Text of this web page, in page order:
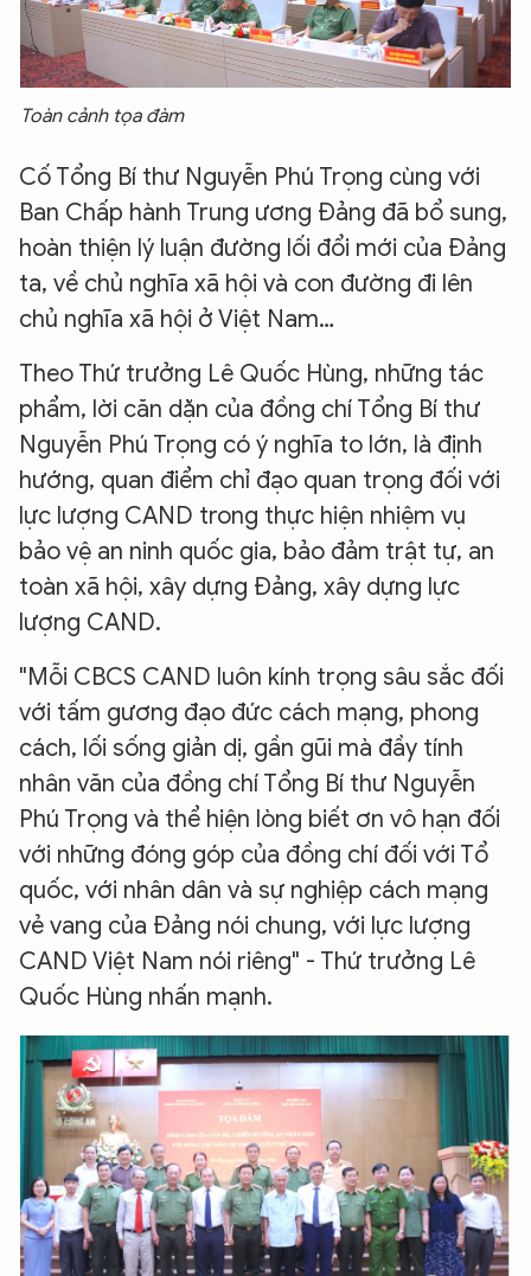
Toàn cảnh tọa đàm
Cố Tổng Bí thư Nguyễn Phú Trọng cùng với
Ban Chấp hành Trung ương Đảng đã bổ sung,
hoàn thiện lý luận đường lối đổi mới của Đảng
ta, về chủ nghĩa xã hội và con đường đi lên
chủ nghĩa xã hội ở Việt Nam…
Theo Thứ trưởng Lê Quốc Hùng, những tác
phẩm, lời căn dặn của đồng chí Tổng Bí thư
Nguyễn Phú Trọng có ý nghĩa to lớn, là định
hướng, quan điểm chỉ đạo quan trọng đối với
lực lượng CAND trong thực hiện nhiệm vụ
bảo vệ an ninh quốc gia, bảo đảm trật tự, an
toàn xã hội, xây dựng Đảng, xây dựng lực
lượng CAND.
"Mỗi CBCS CAND luôn kính trọng sâu sắc đối
với tấm gương đạo đức cách mạng, phong
cách, lối sống giản dị, gần gũi mà đầy tính
nhân văn của đồng chí Tổng Bí thư Nguyễn
Phú Trọng và thể hiện lòng biết ơn vô hạn đối
với những đóng góp của đồng chí đối với Tổ
quốc, với nhân dân và sự nghiệp cách mạng
vẻ vang của Đảng nói chung, với lực lượng
CAND Việt Nam nói riêng" - Thứ trưởng Lê
Quốc Hùng nhấn mạnh.